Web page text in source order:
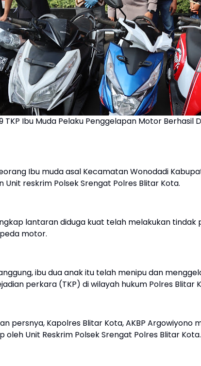
TKP Ibu Muda Pelaku Penggelapan Motor Berhasil
Ibu muda asal Kecamatan Wonodadi
Unit reskrim Polsek Srengat Polres Blitar Kota.
lantaran diduga kuat telah melakukan tindak
motor.
ibu dua anak itu telah menipu dan
perkara (TKP) di wilayah hukum Polres Blitar
persnya, Kapolres Blitar Kota, AKBP Argowiyono
oleh Unit Reskrim Polsek Srengat Polres Blitar Kota.